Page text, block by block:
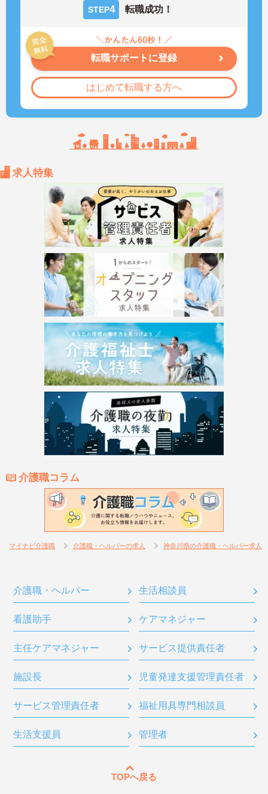
STEP4 転職成功！
転職サポートに登録
はじめて転職する方へ
求人特集
介護職コラム
マイナビ介護職 介護職・ヘルパーの求人 神奈川県の介護職・ヘルパー求人
介護職・ヘルパー 生活相談員
看護助手 ケアマネジャー
主任ケアマネジャー サービス提供責任者
施設長 児童発達支援管理責任者
サービス管理責任者 福祉用具専門相談員
生活支援員 管理者
TOPへ戻る